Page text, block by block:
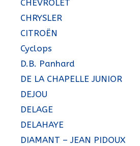
CHEVROLET
CHRYSLER
CITROËN
Cyclops
D.B. Panhard
DE LA CHAPELLE JUNIOR
DEJOU
DELAGE
DELAHAYE
DIAMANT – JEAN PIDOUX